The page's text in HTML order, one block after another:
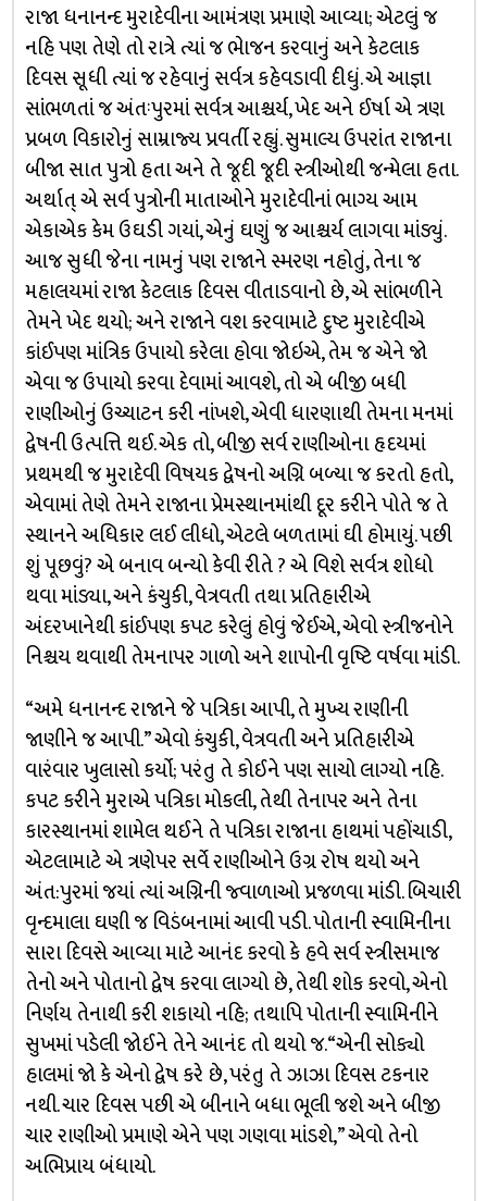
રાજા ધનાનન્દ મુરાદેવીના આમંત્રણ પ્રમાણે આવ્યા; એટલું જ
નહિ પણ તેણે તો રાત્રે ત્યાં જ ભેાજન કરવાનું અને કેટલાક
દિવસ સૂધી ત્યાં જ રહેવાનું સર્વત્ર કહેવડાવી દીધું. એ આજ્ઞા
સાંભળતાં જ અંતઃપુરમાં સર્વત્ર આશ્ચર્ય, ખેદ અને ઈર્ષા એ ત્રણ
પ્રબળ વિકારોનું સામ્રાજ્ય પ્રવર્તી રહ્યું. સુમાલ્ય ઉપરાંત રાજાના
બીજા સાત પુત્રો હતા અને તે જૂદી જૂદી સ્ત્રીઓથી જન્મેલા હતા.
અર્થાત્ એ સર્વ પુત્રોની માતાઓને મુરાદેવીનાં ભાગ્ય આમ
એકાએક કેમ ઉઘડી ગયાં, એનું ઘણું જ આશ્ચર્ય લાગવા માંડ્યું.
આજ સુધી જેના નામનું પણ રાજાને સ્મરણ નહોતું, તેના જ
મહાલયમાં રાજા કેટલાક દિવસ વીતાડવાનો છે, એ સાંભળીને
તેમને ખેદ થયો; અને રાજાને વશ કરવામાટે દુષ્ટ મુરાદેવીએ
કાંઈપણ માંત્રિક ઉપાયો કરેલા હોવા જોઇએ, તેમ જ એને જો
એવા જ ઉપાયો કરવા દેવામાં આવશે, તો એ બીજી બધી
રાણીઓનું ઉચ્ચાટન કરી નાંખશે, એવી ધારણાથી તેમના મનમાં
દ્વેષની ઉત્પત્તિ થઈ. એક તો, બીજી સર્વ રાણીઓના હૃદયમાં
પ્રથમથી જ મુરાદેવી વિષયક દ્વેષનો અગ્નિ બળ્યા જ કરતો હતો,
એવામાં તેણે તેમને રાજાના પ્રેમસ્થાનમાંથી દૂર કરીને પોતે જ તે
સ્થાનને અધિકાર લઈ લીધો, એટલે બળતામાં ઘી હોમાયું. પછી
શું પૂછવું? એ બનાવ બન્યો કેવી રીતે ? એ વિશે સર્વત્ર શોધો
થવા માંડ્યા, અને કંચુકી, વેત્રવતી તથા પ્રતિહારીએ
અંદરખાનેથી કાંઈપણ કપટ કરેલું હોવું જેઈએ, એવો સ્ત્રીજનોને
નિશ્ચય થવાથી તેમનાપર ગાળો અને શાપોની વૃષ્ટિ વર્ષવા માંડી.
“અમે ધનાનન્દ રાજાને જે પત્રિકા આપી, તે મુખ્ય રાણીની
જાણીને જ આપી.” એવો કંચુકી, વેત્રવતી અને પ્રતિહારીએ
વારંવાર ખુલાસો કર્યો; પરંતુ તે કોઈને પણ સાચો લાગ્યો નહિ.
કપટ કરીને મુરાએ પત્રિકા મોકલી, તેથી તેનાપર અને તેના
કારસ્થાનમાં શામેલ થઈને તે પત્રિકા રાજાના હાથમાં પહોંચાડી,
એટલામાટે એ ત્રણેપર સર્વે રાણીઓને ઉગ્ર રોષ થયો અને
અંત:પુરમાં જયાં ત્યાં અગ્નિની જ્વાળાઓ પ્રજળવા માંડી. બિચારી
વૃન્દમાલા ઘણી જ વિડંબનામાં આવી પડી. પોતાની સ્વામિનીના
સારા દિવસે આવ્યા માટે આનંદ કરવો કે હવે સર્વ સ્ત્રીસમાજ
તેનો અને પોતાનો દ્વેષ કરવા લાગ્યો છે, તેથી શોક કરવો, એનો
નિર્ણય તેનાથી કરી શકાયો નહિ; તથાપિ પોતાની સ્વામિનીને
સુખમાં પડેલી જોઈને તેને આનંદ તો થયો જ. “એની સોક્યો
હાલમાં જો કે એનો દ્વેષ કરે છે, પરંતુ તે ઝાઝા દિવસ ટકનાર
નથી. ચાર દિવસ પછી એ બીનાને બધા ભૂલી જશે અને બીજી
ચાર રાણીઓ પ્રમાણે એને પણ ગણવા માંડશે,” એવો તેનો
અભિપ્રાય બંધાયો.